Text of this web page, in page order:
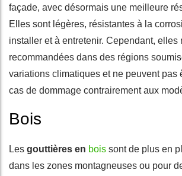
façade, avec désormais une meilleure
Elles sont légères, résistantes à la
installer et à entretenir. Cependant, elles
recommandées dans des régions
variations climatiques et ne peuvent pas
cas de dommage contrairement aux
Bois
Les gouttières en bois sont de plus en
dans les zones montagneuses ou pour